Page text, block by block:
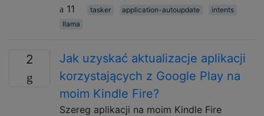
11
tasker application-autoupdate
intents
llama
2
Jak uzyskać aktualizacje aplikacji
korzystających z Google Play na
moim Kindle Fire?
Szereg aplikacji na moim Kindle Fire